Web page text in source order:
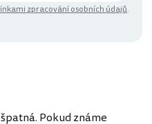
zpracování osobních údajů.
Pokud známe